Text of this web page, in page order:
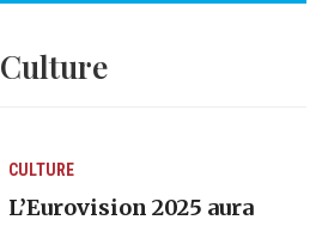
Culture
CULTURE
L’Eurovision 2025 aura